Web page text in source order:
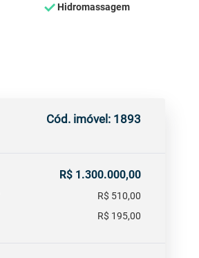
Hidromassagem
Cód. imóvel: 1893
R$ 1.300.000,00
R$ 510,00
R$ 195,00